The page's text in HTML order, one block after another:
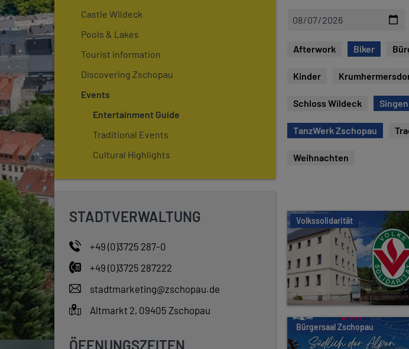
Castle Wildeck
Pools & Lakes
Tourist information
Discovering Zschopau
Events
Entertainment Guide
Traditional Events
Cultural Highlights
STADTVERWALTUNG
+49 (0)3725 287-0
+49 (0)3725 287222
stadtmarketing@zschopau.de
Altmarkt 2, 09405 Zschopau
ÖFFNUNGSZEITEN
Afterwork Biker
Kinder
Schloss Wildeck Singen
TanzWerk Zschopau
Weihnachten
Volkssolidarität
Bürgersaal Zschopau